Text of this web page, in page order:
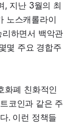
, 지난 3월의 최
노스캐롤라이
하면서 백악관
몇 주요 경합주
화폐 친화적인
코인과 같은 주
. 이런 정책들